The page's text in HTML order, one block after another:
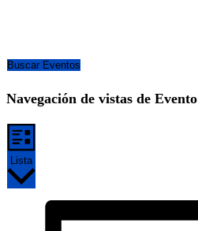
Buscar Eventos
Navegación de vistas de Evento
Lista